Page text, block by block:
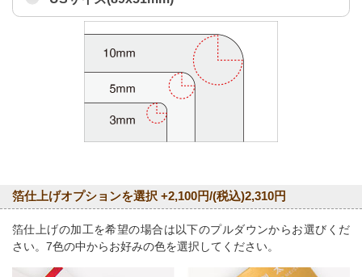
箔仕上げオプションを選択 +2,100円/(税込)2,310円
箔仕上げの加工を希望の場合は以下のプルダウンからお選びくだ
さい。7色の中からお好みの色を選択してください。